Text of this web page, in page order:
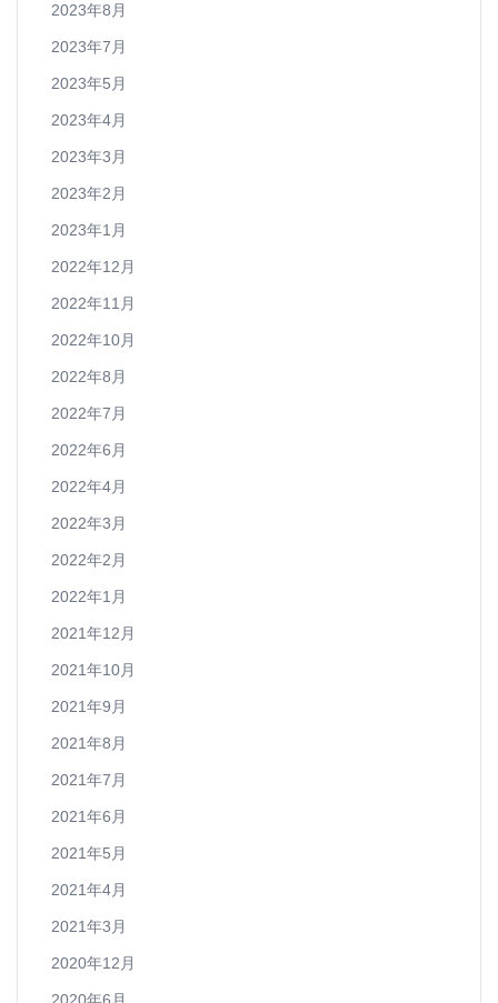
2023年8月
2023年7月
2023年5月
2023年4月
2023年3月
2023年2月
2023年1月
2022年12月
2022年11月
2022年10月
2022年8月
2022年7月
2022年6月
2022年4月
2022年3月
2022年2月
2022年1月
2021年12月
2021年10月
2021年9月
2021年8月
2021年7月
2021年6月
2021年5月
2021年4月
2021年3月
2020年12月